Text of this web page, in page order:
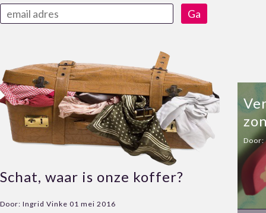
Schat, waar is onze koffer?
Door: Ingrid Vinke 01 mei 2016
Door: